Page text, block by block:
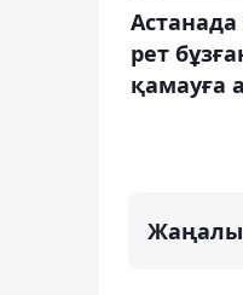
рет
қамауға